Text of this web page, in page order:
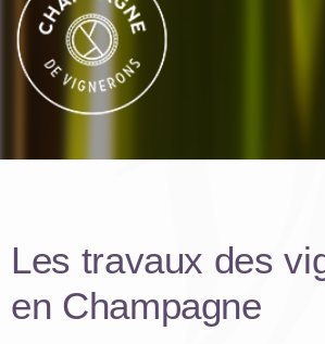
Les travaux des
en Champagne